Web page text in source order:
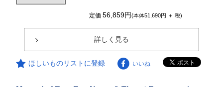
定価56,859円(本体51,690円 ＋ 税)
詳しく見る
ほしいものリストに登録 いいね